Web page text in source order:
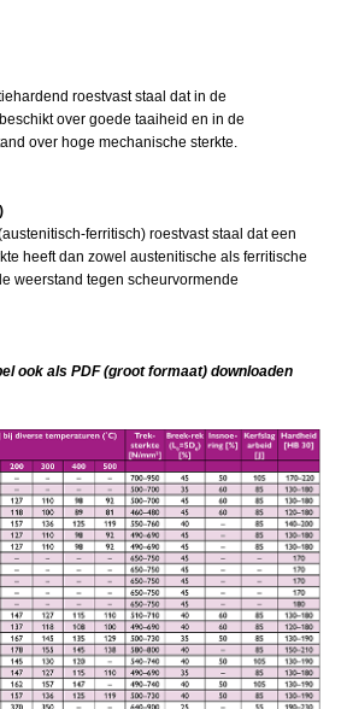
roestvast staal dat in de
over goede taaiheid en in de
over hoge mechanische sterkte.
ferritisch) roestvast staal dat een
heeft dan zowel austenitische als ferritische
weerstand tegen scheurvormende
ook als PDF (groot formaat) downloaden